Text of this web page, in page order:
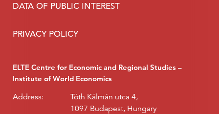
DATA OF PUBLIC INTEREST
PRIVACY POLICY
ELTE Centre for Economic and Regional Studies –
Institute of World Economics
Address:
Tóth Kálmán utca 4,
1097 Budapest, Hungary